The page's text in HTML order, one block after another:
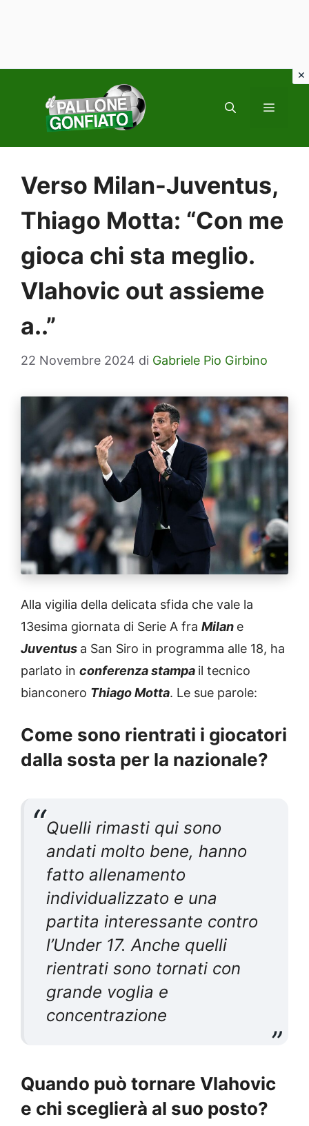
contenuto
MENU
Verso Milan-Juventus,
Thiago Motta: “Con me
gioca chi sta meglio.
Vlahovic out assieme
a..”
22 Novembre 2024 di Gabriele Pio Girbino
Alla vigilia della delicata sfida che vale la
13esima giornata di Serie A fra Milan e
Juventus a San Siro in programma alle 18, ha
parlato in conferenza stampa il tecnico
bianconero Thiago Motta. Le sue parole:
Come sono rientrati i giocatori
dalla sosta per la nazionale?
Quelli rimasti qui sono
andati molto bene, hanno
fatto allenamento
individualizzato e una
partita interessante contro
l’Under 17. Anche quelli
rientrati sono tornati con
grande voglia e
concentrazione
Quando può tornare Vlahovic
e chi sceglierà al suo posto?